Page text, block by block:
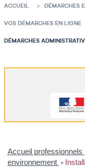
ACCUEIL DÉMARCHES
VOS DÉMARCHES EN LIGNE
DÉMARCHES
Accueil professionnels
environnement >